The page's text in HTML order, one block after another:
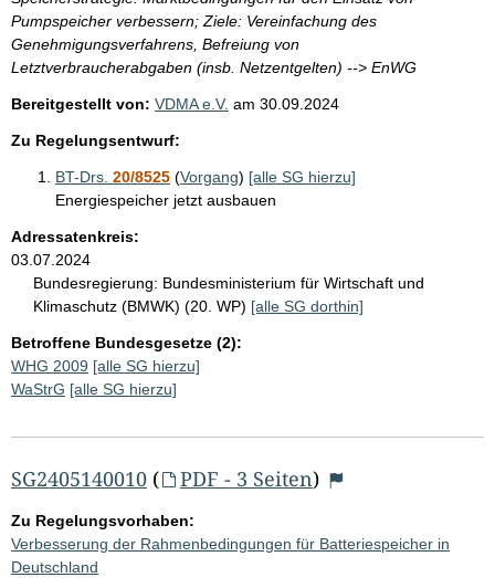
Pumpspeicher verbessern; Ziele: Vereinfachung des
Genehmigungsverfahrens, Befreiung von
Letztverbraucherabgaben (insb. Netzentgelten) --> EnWG
Bereitgestellt von: VDMA e.V. am 30.09.2024
Zu Regelungsentwurf:
BT-Drs. 20/8525 (Vorgang) [alle SG hierzu]
Energiespeicher jetzt ausbauen
Adressatenkreis:
03.07.2024
Bundesregierung: Bundesministerium für Wirtschaft und
Klimaschutz (BMWK) (20. WP) [alle SG dorthin]
Betroffene Bundesgesetze (2):
WHG 2009 [alle SG hierzu]
WaStrG [alle SG hierzu]
SG2405140010 ( PDF - 3 Seiten)
Zu Regelungsvorhaben:
Verbesserung der Rahmenbedingungen für Batteriespeicher in
Deutschland